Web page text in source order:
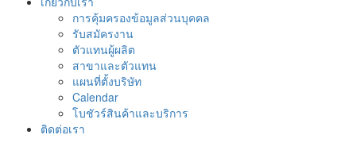
การคุ้มครองข้อมูลส่วนบุคคล
รับสมัครงาน
ตัวแทนผู้ผลิต
สาขาและตัวแทน
แผนที่ตั้งบริษัท
Calendar
โบชัวร์สินค้าและบริการ
ติดต่อเรา